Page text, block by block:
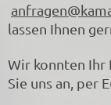
lassen Ihnen
Wir konnten Ihr
Sie uns an, per